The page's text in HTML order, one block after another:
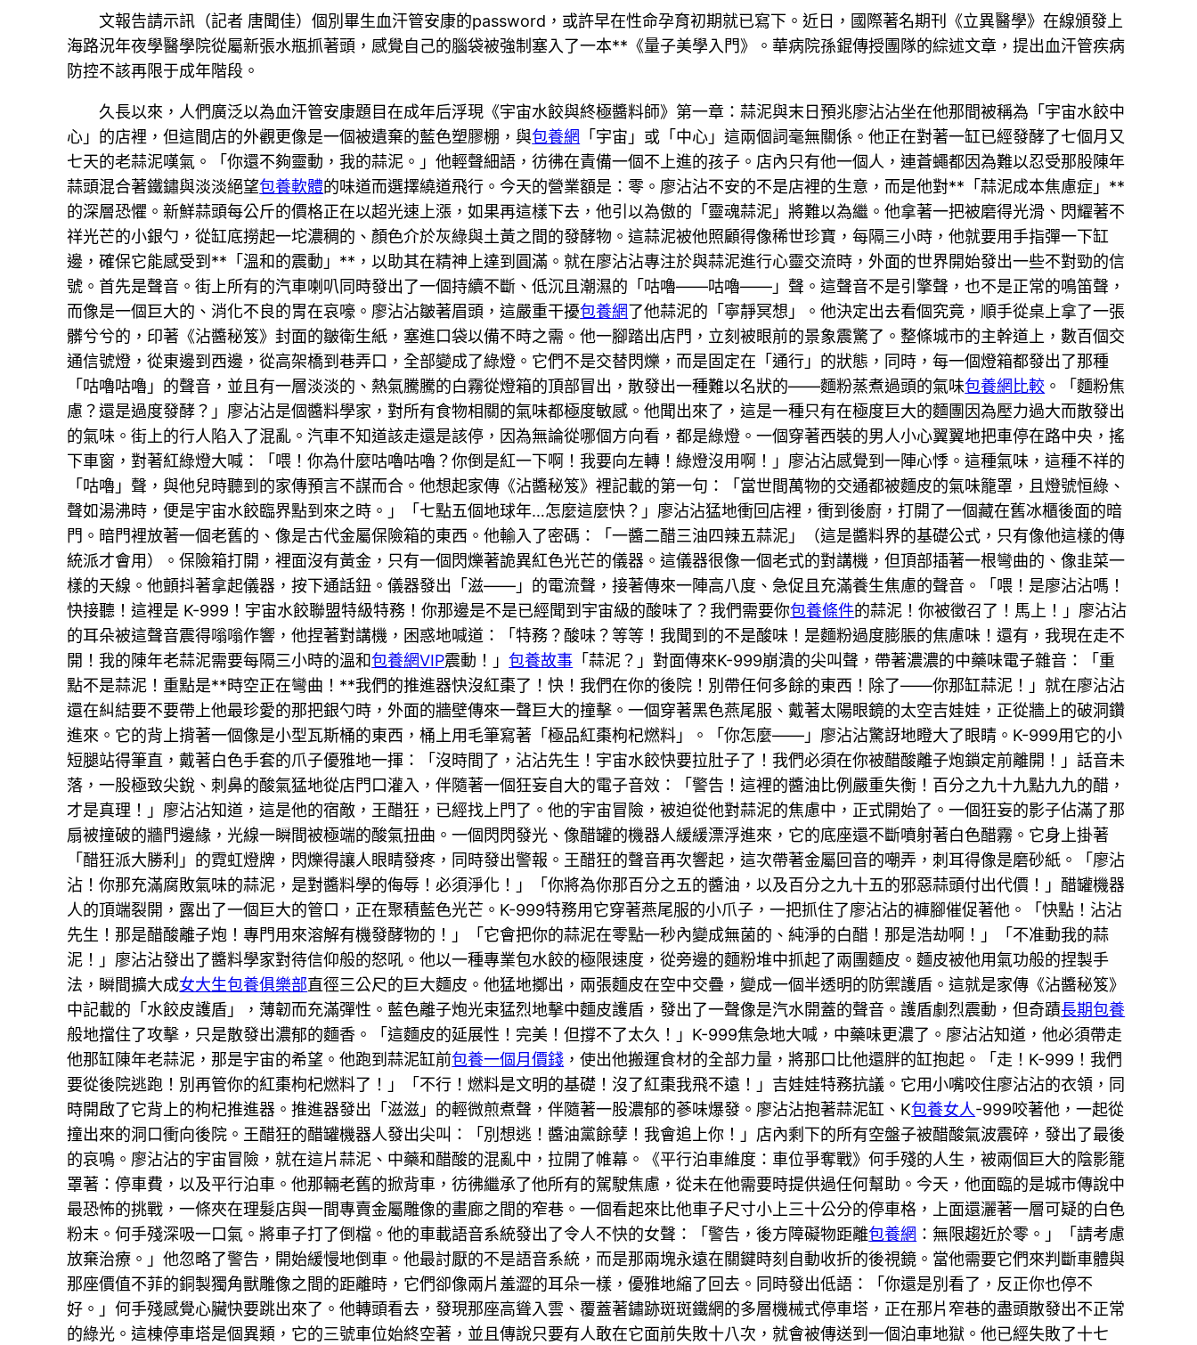
文報告請示訊（記者 唐聞佳）個別畢生血汗管安康的password，或許早在性命孕育初期就已寫下。近日，國際著名期刊《立異醫學》在線頒發上
海路況年夜學醫學院從屬新張水瓶抓著頭，感覺自己的腦袋被強制塞入了一本**《量子美學入門》。華病院孫錕傳授團隊的綜述文章，提出血汗管疾病
防控不該再限于成年階段。
久長以來，人們廣泛以為血汗管安康題目在成年后浮現《宇宙水餃與終極醬料師》第一章：蒜泥與末日預兆廖沾沾坐在他那間被稱為「宇宙水餃中
心」的店裡，但這間店的外觀更像是一個被遺棄的藍色塑膠棚，與包養網
「宇宙」或「中心」這兩個詞毫無關係。他正在對著一缸已經發酵了七個月又
七天的老蒜泥嘆氣。「你還不夠靈動，我的蒜泥。」他輕聲細語，彷彿在責備一個不上進的孩子。店內只有他一個人，連蒼蠅都因為難以忍受那股陳年
蒜頭混合著鐵鏽與淡淡絕望包養軟體的味道而選擇繞道飛行。今天的營業額是：零。廖沾沾不安的不是店裡的生意，而是他對**「蒜泥成本焦慮症」**
的深層恐懼。新鮮蒜頭每公斤的價格正在以超光速上漲，如果再這樣下去，他引以為傲的「靈魂蒜泥」將難以為繼。他拿著一把被磨得光滑、閃耀著不
祥光芒的小銀勺，從缸底撈起一坨濃稠的、顏色介於灰綠與土黃之間的發酵物。這蒜泥被他照顧得像稀世珍寶，每隔三小時，他就要用手指彈一下缸
邊，確保它能感受到**「溫和的震動」**，以助其在精神上達到圓滿。就在廖沾沾專注於與蒜泥進行心靈交流時，外面的世界開始發出一些不對勁的信
號。首先是聲音。街上所有的汽車喇叭同時發出了一個持續不斷、低沉且潮濕的「咕嚕——咕嚕——」聲。這聲音不是引擎聲，也不是正常的鳴笛聲，
而像是一個巨大的、消化不良的胃在哀嚎。廖沾沾皺著眉頭，這嚴重干擾包養網了他蒜泥的「寧靜冥想」。他決定出去看個究竟，順手從桌上拿了一張
髒兮兮的，印著《沾醬秘笈》封面的皺衛生紙，塞進口袋以備不時之需。他一腳踏出店門，立刻被眼前的景象震驚了。整條城市的主幹道上，數百個交
通信號燈，從東邊到西邊，從高架橋到巷弄口，全部變成了綠燈。它們不是交替閃爍，而是固定在「通行」的狀態，同時，每一個燈箱都發出了那種
「咕嚕咕嚕」的聲音，並且有一層淡淡的、熱氣騰騰的白霧從燈箱的頂部冒出，散發出一種難以名狀的——麵粉蒸煮過頭的氣味包養網比較 。「麵粉焦
慮？還是過度發酵？」廖沾沾是個醬料學家，對所有食物相關的氣味都極度敏感。他聞出來了，這是一種只有在極度巨大的麵團因為壓力過大而散發出
的氣味。街上的行人陷入了混亂。汽車不知道該走還是該停，因為無論從哪個方向看，都是綠燈。一個穿著西裝的男人小心翼翼地把車停在路中央，搖
下車窗，對著紅綠燈大喊：「喂！你為什麼咕嚕咕嚕？你倒是紅一下啊！我要向左轉！綠燈沒用啊！」廖沾沾感覺到一陣心悸。這種氣味，這種不祥的
「咕嚕」聲，與他兒時聽到的家傳預言不謀而合。他想起家傳《沾醬秘笈》裡記載的第一句：「當世間萬物的交通都被麵皮的氣味籠罩，且燈號恒綠、
聲如湯沸時，便是宇宙水餃臨界點到來之時。」「七點五個地球年…怎麼這麼快？」廖沾沾猛地衝回店裡，衝到後廚，打開了一個藏在舊冰櫃後面的暗
門。暗門裡放著一個老舊的、像是古代金屬保險箱的東西。他輸入了密碼：「一醬二醋三油四辣五蒜泥」（這是醬料界的基礎公式，只有像他這樣的傳
統派才會用）。保險箱打開，裡面沒有黃金，只有一個閃爍著詭異紅色光芒的儀器。這儀器很像一個老式的對講機，但頂部插著一根彎曲的、像韭菜一
樣的天線。他顫抖著拿起儀器，按下通話鈕。儀器發出「滋——」的電流聲，接著傳來一陣高八度、急促且充滿養生焦慮的聲音。「喂！是廖沾沾嗎！
快接聽！這裡是 K-999！宇宙水餃聯盟特級特務！你那邊是不是已經聞到宇宙級的酸味了？我們需要你包養條件的蒜泥！你被徵召了！馬上！」廖沾沾
的耳朵被這聲音震得嗡嗡作響，他捏著對講機，困惑地喊道：「特務？酸味？等等！我聞到的不是酸味！是麵粉過度膨脹的焦慮味！還有，我現在走不
開！我的陳年老蒜泥需要每隔三小時的溫和包養網VIP震動！」包養故事 「蒜泥？」對面傳來K-999崩潰的尖叫聲，帶著濃濃的中藥味電子雜音：「重
點不是蒜泥！重點是**時空正在彎曲！**我們的推進器快沒紅棗了！快！我們在你的後院！別帶任何多餘的東西！除了——你那缸蒜泥！」就在廖沾沾
還在糾結要不要帶上他最珍愛的那把銀勺時，外面的牆壁傳來一聲巨大的撞擊。一個穿著黑色燕尾服、戴著太陽眼鏡的太空吉娃娃，正從牆上的破洞鑽
進來。它的背上揹著一個像是小型瓦斯桶的東西，桶上用毛筆寫著「極品紅棗枸杞燃料」。「你怎麼——」廖沾沾驚訝地瞪大了眼睛。K-999用它的小
短腿站得筆直，戴著白色手套的爪子優雅地一揮：「沒時間了，沾沾先生！宇宙水餃快要拉肚子了！我們必須在你被醋酸離子炮鎖定前離開！」話音未
落，一股極致尖銳、刺鼻的酸氣猛地從店門口灌入，伴隨著一個狂妄自大的電子音效：「警告！這裡的醬油比例嚴重失衡！百分之九十九點九九的醋，
才是真理！」廖沾沾知道，這是他的宿敵，王醋狂，已經找上門了。他的宇宙冒險，被迫從他對蒜泥的焦慮中，正式開始了。一個狂妄的影子佔滿了那
扇被撞破的牆門邊緣，光線一瞬間被極端的酸氣扭曲。一個閃閃發光、像醋罐的機器人緩緩漂浮進來，它的底座還不斷噴射著白色醋霧。它身上掛著
「醋狂派大勝利」的霓虹燈牌，閃爍得讓人眼睛發疼，同時發出警報。王醋狂的聲音再次響起，這次帶著金屬回音的嘲弄，刺耳得像是磨砂紙。「廖沾
沾！你那充滿腐敗氣味的蒜泥，是對醬料學的侮辱！必須淨化！」「你將為你那百分之五的醬油，以及百分之九十五的邪惡蒜頭付出代價！」醋罐機器
人的頂端裂開，露出了一個巨大的管口，正在聚積藍色光芒。K-999特務用它穿著燕尾服的小爪子，一把抓住了廖沾沾的褲腳催促著他。「快點！沾沾
先生！那是醋酸離子炮！專門用來溶解有機發酵物的！」「它會把你的蒜泥在零點一秒內變成無菌的、純淨的白醋！那是浩劫啊！」「不准動我的蒜
泥！」廖沾沾發出了醬料學家對待信仰般的怒吼。他以一種專業包水餃的極限速度，從旁邊的麵粉堆中抓起了兩團麵皮。麵皮被他用氣功般的捏製手
法，瞬間擴大成女大生包養俱樂部直徑三公尺的巨大麵皮。他猛地擲出，兩張麵皮在空中交疊，變成一個半透明的防禦護盾。這就是家傳《沾醬秘笈》
中記載的「水餃皮護盾」，薄韌而充滿彈性。藍色離子炮光束猛烈地擊中麵皮護盾，發出了一聲像是汽水開蓋的聲音。護盾劇烈震動，但奇蹟長期包養
般地擋住了攻擊，只是散發出濃郁的麵香。「這麵皮的延展性！完美！但撐不了太久！」K-999焦急地大喊，中藥味更濃了。廖沾沾知道，他必須帶走
他那缸陳年老蒜泥，那是宇宙的希望。他跑到蒜泥缸前包養一個月價錢 ，使出他搬運食材的全部力量，將那口比他還胖的缸抱起。「走！K-999！我們
要從後院逃跑！別再管你的紅棗枸杞燃料了！」「不行！燃料是文明的基礎！沒了紅棗我飛不遠！」吉娃娃特務抗議。它用小嘴咬住廖沾沾的衣領，同
時開啟了它背上的枸杞推進器。推進器發出「滋滋」的輕微煎煮聲，伴隨著一股濃郁的蔘味爆發。廖沾沾抱著蒜泥缸、K包養女人-999咬著他，一起從
撞出來的洞口衝向後院。王醋狂的醋罐機器人發出尖叫：「別想逃！醬油黨餘孽！我會追上你！」店內剩下的所有空盤子被醋酸氣波震碎，發出了最後
的哀鳴。廖沾沾的宇宙冒險，就在這片蒜泥、中藥和醋酸的混亂中，拉開了帷幕。《平行泊車維度：車位爭奪戰》何手殘的人生，被兩個巨大的陰影籠
罩著：停車費，以及平行泊車。他那輛老舊的掀背車，彷彿繼承了他所有的駕駛焦慮，從未在他需要時提供過任何幫助。今天，他面臨的是城市傳說中
最恐怖的挑戰，一條夾在理髮店與一間專賣金屬雕像的畫廊之間的窄巷。一個看起來比他車子尺寸小上三十公分的停車格，上面還灑著一層可疑的白色
粉末。何手殘深吸一口氣。將車子打了倒檔。他的車載語音系統發出了令人不快的女聲：「警告，後方障礙物距離包養網 ：無限趨近於零。」「請考慮
放棄治療。」他忽略了警告，開始緩慢地倒車。他最討厭的不是語音系統，而是那兩塊永遠在關鍵時刻自動收折的後視鏡。當他需要它們來判斷車體與
那座價值不菲的銅製獨角獸雕像之間的距離時，它們卻像兩片羞澀的耳朵一樣，優雅地縮了回去。同時發出低語：「你還是別看了，反正你也停不
好。」何手殘感覺心臟快要跳出來了。他轉頭看去，發現那座高聳入雲、覆蓋著鏽跡斑斑鐵網的多層機械式停車塔，正在那片窄巷的盡頭散發出不正常
的綠光。這棟停車塔是個異類，它的三號車位始終空著，並且傳說只要有人敢在它面前失敗十八次，就會被傳送到一個泊車地獄。他已經失敗了十七